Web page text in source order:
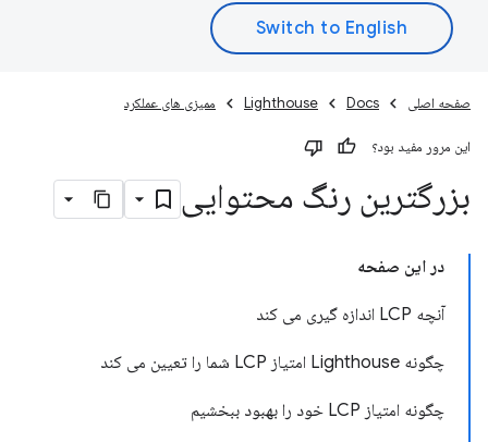
صفحه اصلی Docs
Lighthouse ممیزی های عملکرد
این مرور مفید بود؟
بزرگترین رنگ محتوایی
در این صفحه
آنچه LCP اندازه گیری می کند
چگونه Lighthouse امتیاز LCP شما را تعیین می کند
چگونه امتیاز LCP خود را بهبود ببخشیم